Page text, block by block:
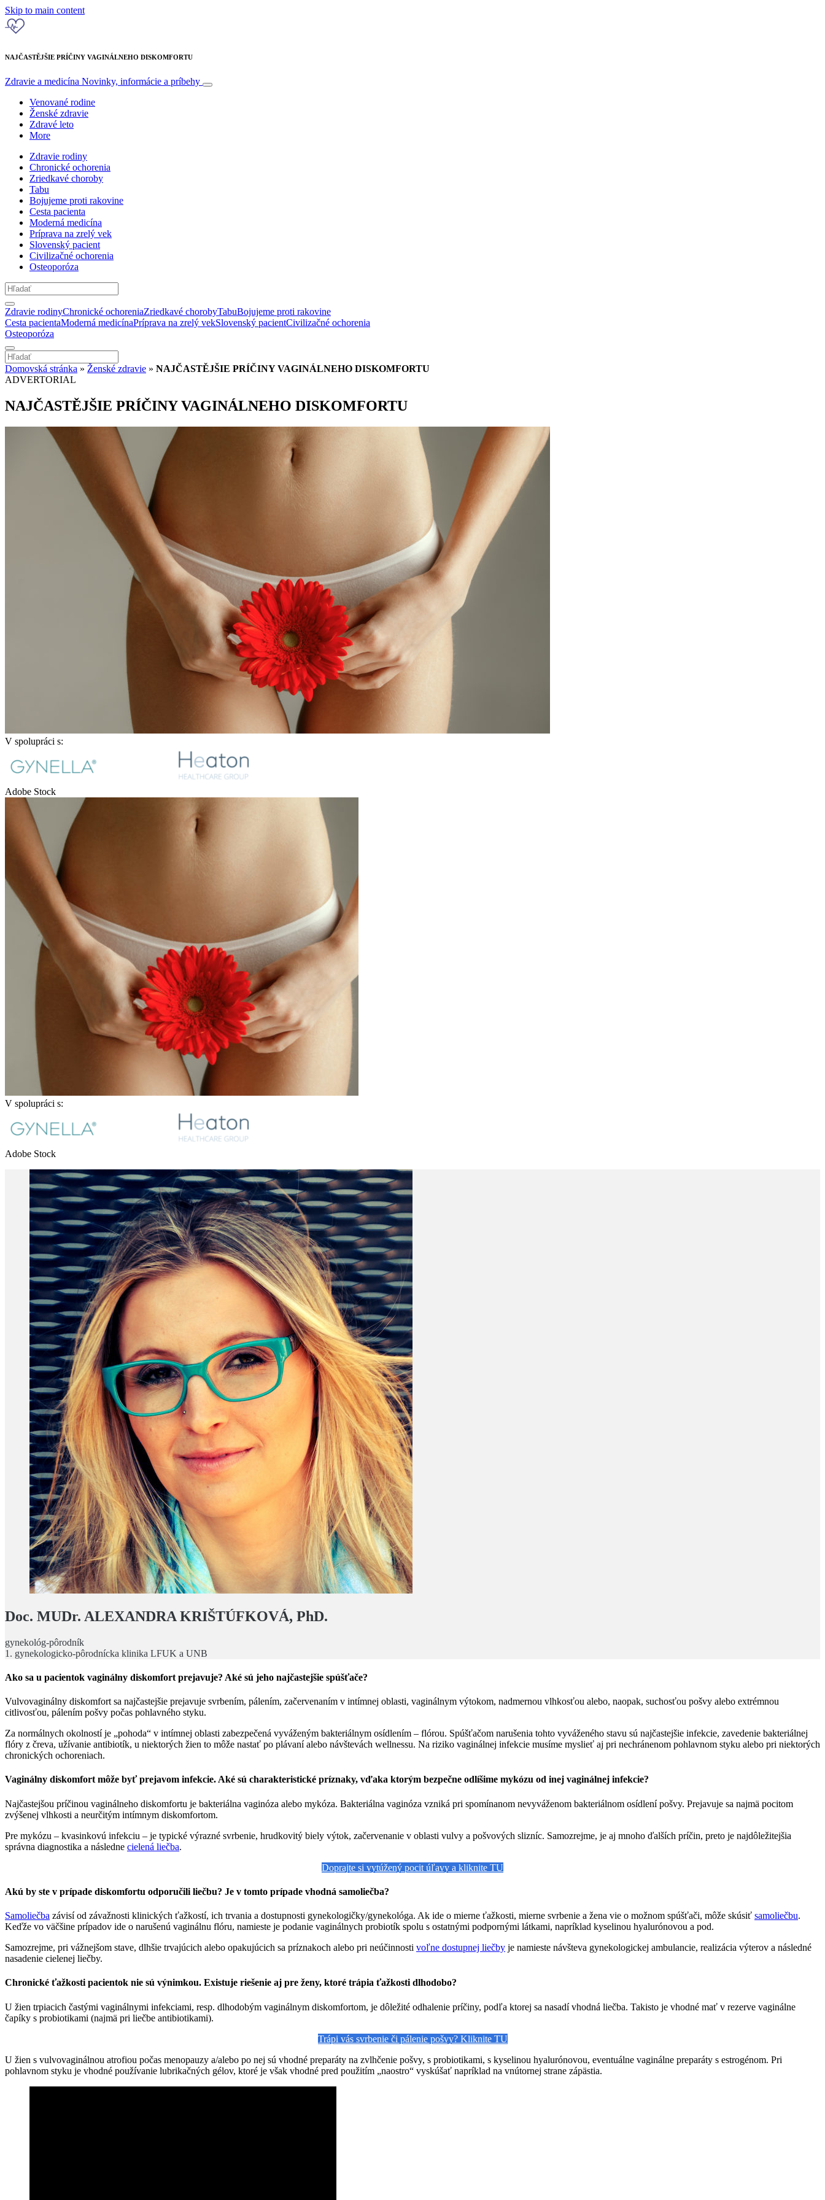
Skip to main content
NAJČASTĚJŠIE PRÍČINY VAGINÁLNEHO DISKOMFORTU
Zdravie a medicína Novinky, informácie a príbehy
Venované rodine
Ženské zdravie
Zdravé leto
More
Zdravie rodiny
Chronické ochorenia
Zriedkavé choroby
Tabu
Bojujeme proti rakovine
Cesta pacienta
Moderná medicína
Príprava na zrelý vek
Slovenský pacient
Civilizačné ochorenia
Osteoporóza
Zdravie rodinyChronické ochoreniaZriedkavé chorobyTabuBojujeme proti rakovine
Cesta pacientaModerná medicínaPríprava na zrelý vekSlovenský pacientCivilizačné ochorenia
Osteoporóza
Domovská stránka » Ženské zdravie » NAJČASTĚJŠIE PRÍČINY VAGINÁLNEHO DISKOMFORTU
ADVERTORIAL
NAJČASTĚJŠIE PRÍČINY VAGINÁLNEHO DISKOMFORTU
V spolupráci s:
Adobe Stock
V spolupráci s:
Adobe Stock
Doc. MUDr. ALEXANDRA KRIŠTÚFKOVÁ, PhD.
gynekológ-pôrodník
1. gynekologicko-pôrodnícka klinika LFUK a UNB
Ako sa u pacientok vaginálny diskomfort prejavuje? Aké sú jeho najčastejšie spúšťače?
Vulvovaginálny diskomfort sa najčastejšie prejavuje svrbením, pálením, začervenaním v intímnej oblasti, vaginálnym výtokom, nadmernou vlhkosťou alebo, naopak, suchosťou pošvy alebo extrémnou
citlivosťou, pálením pošvy počas pohlavného styku.
Za normálnych okolností je „pohoda“ v intímnej oblasti zabezpečená vyváženým bakteriálnym osídlením – flórou. Spúšťačom narušenia tohto vyváženého stavu sú najčastejšie infekcie, zavedenie bakteriálnej
flóry z čreva, užívanie antibiotík, u niektorých žien to môže nastať po plávaní alebo návštevách wellnessu. Na riziko vaginálnej infekcie musíme myslieť aj pri nechránenom pohlavnom styku alebo pri niektorých
chronických ochoreniach.
Vaginálny diskomfort môže byť prejavom infekcie. Aké sú charakteristické príznaky, vďaka ktorým bezpečne odlíšime mykózu od inej vaginálnej infekcie?
Najčastejšou príčinou vaginálneho diskomfortu je bakteriálna vaginóza alebo mykóza. Bakteriálna vaginóza vzniká pri spomínanom nevyváženom bakteriálnom osídlení pošvy. Prejavuje sa najmä pocitom
zvýšenej vlhkosti a neurčitým intímnym diskomfortom.
Pre mykózu – kvasinkovú infekciu – je typické výrazné svrbenie, hrudkovitý biely výtok, začervenanie v oblasti vulvy a pošvových slizníc. Samozrejme, je aj mnoho ďalších príčin, preto je najdôležitejšia
správna diagnostika a následne cielená liečba.
Doprajte si vytúžený pocit úľavy a kliknite TU
Akú by ste v prípade diskomfortu odporučili liečbu? Je v tomto prípade vhodná samoliečba?
Samoliečba závisí od závažnosti klinických ťažkostí, ich trvania a dostupnosti gynekologičky/gynekológa. Ak ide o mierne ťažkosti, mierne svrbenie a žena vie o možnom spúšťači, môže skúsiť samoliečbu.
Keďže vo väčšine prípadov ide o narušenú vaginálnu flóru, namieste je podanie vaginálnych probiotík spolu s ostatnými podpornými látkami, napríklad kyselinou hyalurónovou a pod.
Samozrejme, pri vážnejšom stave, dlhšie trvajúcich alebo opakujúcich sa príznakoch alebo pri neúčinnosti voľne dostupnej liečby je namieste návšteva gynekologickej ambulancie, realizácia výterov a následné
nasadenie cielenej liečby.
Chronické ťažkosti pacientok nie sú výnimkou. Existuje riešenie aj pre ženy, ktoré trápia ťažkosti dlhodobo?
U žien trpiacich častými vaginálnymi infekciami, resp. dlhodobým vaginálnym diskomfortom, je dôležité odhalenie príčiny, podľa ktorej sa nasadí vhodná liečba. Takisto je vhodné mať v rezerve vaginálne
čapíky s probiotikami (najmä pri liečbe antibiotikami).
Trápi vás svrbenie či pálenie pošvy? Kliknite TU
U žien s vulvovaginálnou atrofiou počas menopauzy a/alebo po nej sú vhodné preparáty na zvlhčenie pošvy, s probiotikami, s kyselinou hyalurónovou, eventuálne vaginálne preparáty s estrogénom. Pri
pohlavnom styku je vhodné používanie lubrikačných gélov, ktoré je však vhodné pred použitím „naostro“ vyskúšať napríklad na vnútornej strane zápästia.